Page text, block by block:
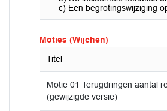
c) Een begrotingswijziging
Moties (Wijchen)
Titel
Motie 01 Terugdringen aantal
(gewijzigde versie)